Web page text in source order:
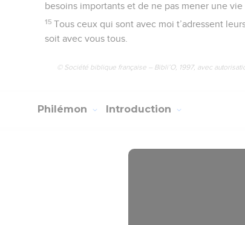
besoins importants et de ne pas mener une vie
15 Tous ceux qui sont avec moi t’adressent
soit avec vous tous.
© Société biblique française – Bibli’O, 1997, avec
Philémon Introduction